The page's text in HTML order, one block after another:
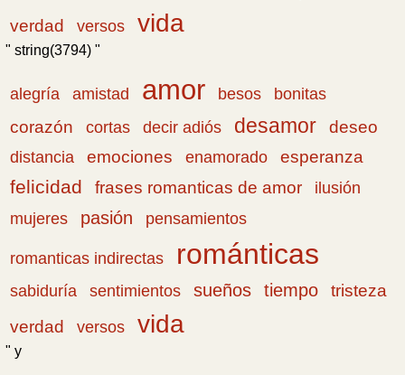
verdad
versos vida
" string(3794) "
alegría amistad amor besos
bonitas
corazón
cortas decir adiós desamor deseo
distancia emociones enamorado esperanza
felicidad frases romanticas de amor
ilusión
mujeres
pasión pensamientos
romanticas indirectas románticas
sabiduría sentimientos sueños tiempo
tristeza
verdad
versos vida
" y